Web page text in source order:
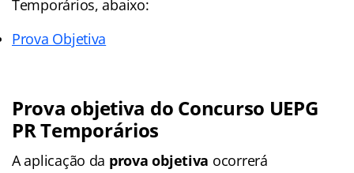
Temporários, abaixo:
Prova Objetiva
Prova objetiva do Concurso UEPG
PR Temporários
A aplicação da prova objetiva ocorrerá